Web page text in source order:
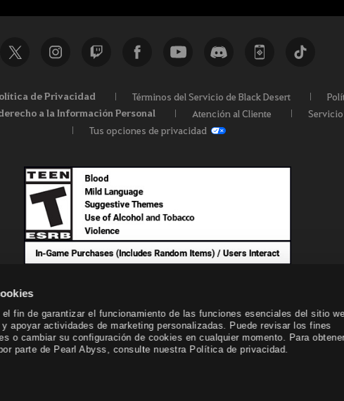
fin de garantizar el funcionamiento de las funciones esenciales del sitio
apoyar actividades de marketing personalizadas. Puede revisar los fines
o cambiar su configuración de cookies en cualquier momento. Para
parte de Pearl Abyss, consulte nuestra Política de privacidad.
de Privacidad Términos del Servicio de Black Desert
a la Información Personal Atención al Cliente
Tus opciones de privacidad
© Pearl Abyss Corp. All Rights Reserved.